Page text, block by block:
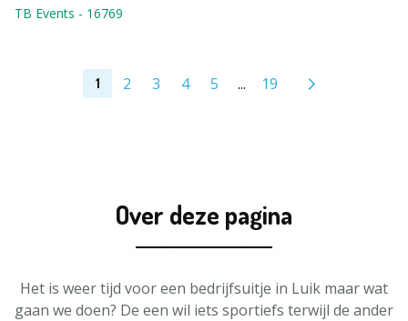
TB Events - 16769
1 2 3 4 5 ... 19
Over deze pagina
Het is weer tijd voor een bedrijfsuitje in Luik maar wat
gaan we doen? De een wil iets sportiefs terwijl de ander